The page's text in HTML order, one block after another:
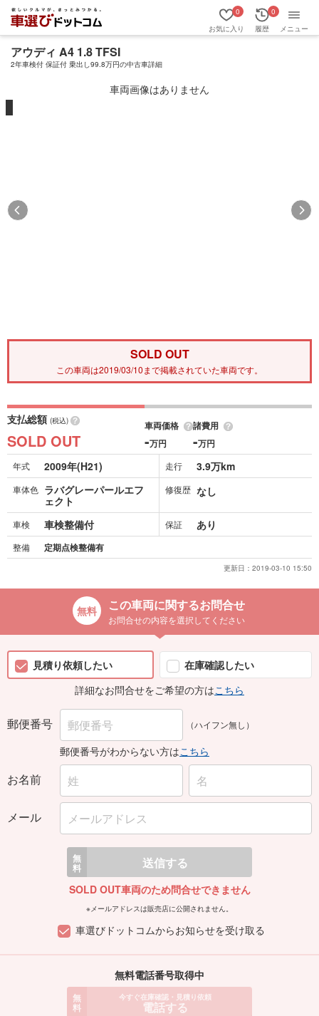
お気に入り
0
履歴
0
メニュー
アウディ A4 1.8 TFSI
2年車検付 保証付 乗出し99.8万円の中古車詳細
車両画像はありません
SOLD OUT
この車両は2019/03/10まで掲載されていた車両です。
支払総額 (税込)
SOLD OUT
車両価格
-万円
諸費用
-万円
年式 2009年(H21) 走行 3.9万km
車体色 ラバグレーパールエフ
ェクト
修復歴 なし
車検 車検整備付 保証 あり
整備 定期点検整備有
更新日： 2019-03-10 15:50
この車両に関するお問合せ
お問合せの内容を選択してください
見積り依頼したい
在庫確認したい
詳細なお問合せをご希望の方はこちら
郵便番号 （ハイフン無し）
郵便番号がわからない方はこちら
お名前
メール
無
料 送信する
SOLD OUT車両のため問合せできません
※メールアドレスは販売店に公開されません。
車選びドットコムからお知らせを受け取る
無料電話番号取得中
無
料
今すぐ在庫確認・見積り依頼
電話する